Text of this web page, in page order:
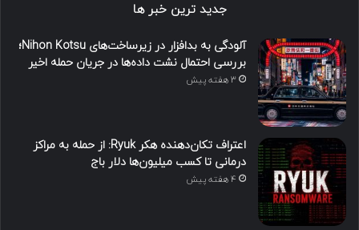
جدید ترین خبر ها
آلودگی به بدافزار در زیرساخت‌های Nihon Kotsu؛
بررسی احتمال نشت داده‌ها در جریان حمله اخیر
3 هفته پیش
اعتراف تکان‌دهنده هکر Ryuk: از حمله به مراکز
درمانی تا کسب میلیون‌ها دلار باج
4 هفته پیش